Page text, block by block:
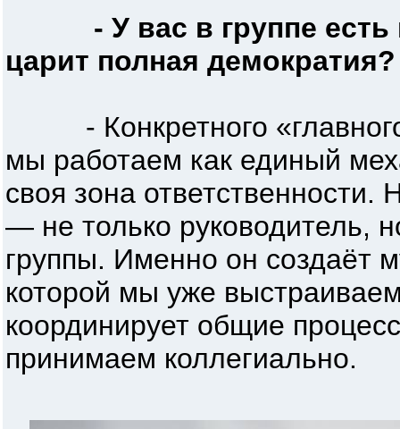
- У вас в группе
царит полная демократия?
- Конкретного
мы работаем как единый
своя зона
— не только руководитель,
группы. Именно он создаёт
которой мы уже
координирует общие
принимаем коллегиально.